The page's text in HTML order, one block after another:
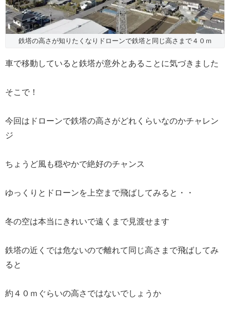
鉄塔の高さが知りたくなりドローンで鉄塔と同じ高さまで４０ｍ
車で移動していると鉄塔が意外とあることに気づきました
そこで！
今回はドローンで鉄塔の高さがどれくらいなのかチャレン
ジ
ちょうど風も穏やかで絶好のチャンス
ゆっくりとドローンを上空まで飛ばしてみると・・
冬の空は本当にきれいで遠くまで見渡せます
鉄塔の近くでは危ないので離れて同じ高さまで飛ばしてみ
ると
約４０ｍぐらいの高さではないでしょうか